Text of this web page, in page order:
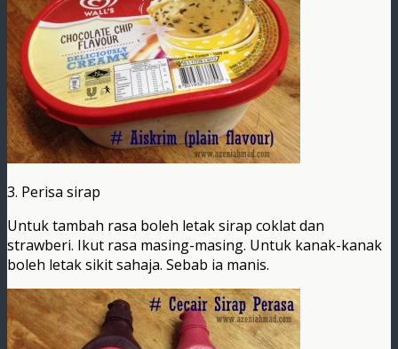
3. Perisa sirap
Untuk tambah rasa boleh letak sirap coklat dan
strawberi. Ikut rasa masing-masing. Untuk kanak-kanak
boleh letak sikit sahaja. Sebab ia manis.